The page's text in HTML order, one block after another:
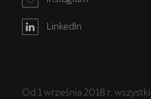
LinkedIn
Od 1 września 2018 r.